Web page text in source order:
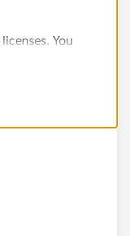
You
activate the